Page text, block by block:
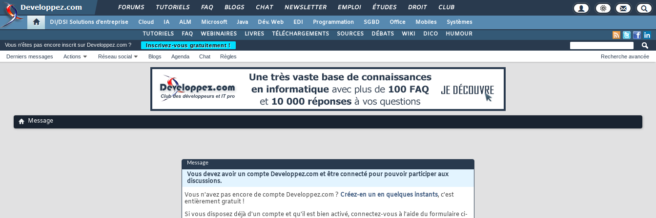
FORUMS TUTORIELS FAQ BLOGS CHAT NEWSLETTER EMPLOI ÉTUDES DROIT CLUB
DI/DSI Solutions d'entreprise Cloud IA ALM Microsoft Java Dév. Web EDI Programmation SGBD Office Mobiles
Systèmes
TUTORIELS
FAQ WEBINAIRES LIVRES TÉLÉCHARGEMENTS SOURCES DÉBATS WIKI DICO HUMOUR
Vous n'êtes pas encore inscrit sur Developpez.com ?
Inscrivez-vous gratuitement !
Derniers messages
Actions Réseau social Blogs Agenda Chat Règles Recherche avancée
Message
Message
Vous devez avoir un compte Developpez.com et être connecté pour pouvoir participer aux
discussions.
Vous n'avez pas encore de compte Developpez.com ? Créez-en un en quelques instants, c'est
entièrement gratuit !
Si vous disposez déjà d'un compte et qu'il est bien activé, connectez-vous à l'aide du formulaire ci-